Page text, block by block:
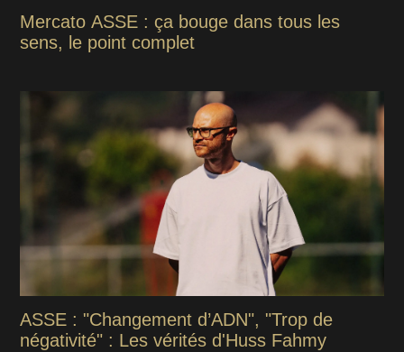
Mercato ASSE : ça bouge dans tous les
sens, le point complet
ASSE : "Changement d’ADN", "Trop de
négativité" : Les vérités d'Huss Fahmy